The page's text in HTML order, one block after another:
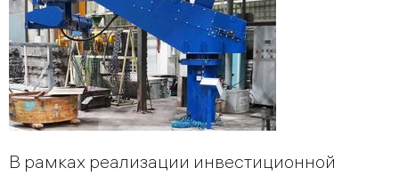
В рамках реализации инвестиционной